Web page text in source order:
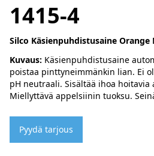
1415-4
Silco Käsienpuhdistusaine Orange
Kuvaus: Käsienpuhdistusaine
poistaa pinttyneimmänkin lian. Ei
pH neutraali. Sisältää ihoa hoitavia
Miellyttävä appelsiinin tuoksu.
Pyydä tarjous